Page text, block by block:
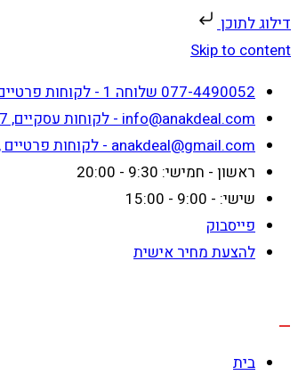
דילוג לתוכן
Skip to content
077-4490052 שלוחה 1 - לקוחות פרטיים, שלוחה 2 - לקוחות עסקיים
info@anakdeal.com - לקוחות עסקיים, whatsapp - 054-9992717
anakdeal@gmail.com - לקוחות פרטיים , whatsapp - 054-8074950
ראשון - חמישי: 9:30 - 20:00
שישי: - 9:00 - 15:00
פייסבוק
להצעת מחיר אישית
בית